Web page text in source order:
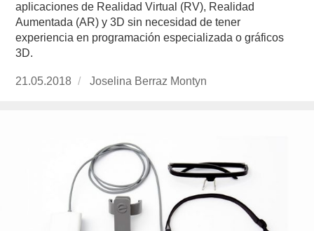
aplicaciones de Realidad Virtual (RV), Realidad
Aumentada (AR) y 3D sin necesidad de tener
experiencia en programación especializada o gráficos
3D.
Publicado
21.05.2018
https://www.experimenta.es/author/joselina-
Joselina Berraz Montyn